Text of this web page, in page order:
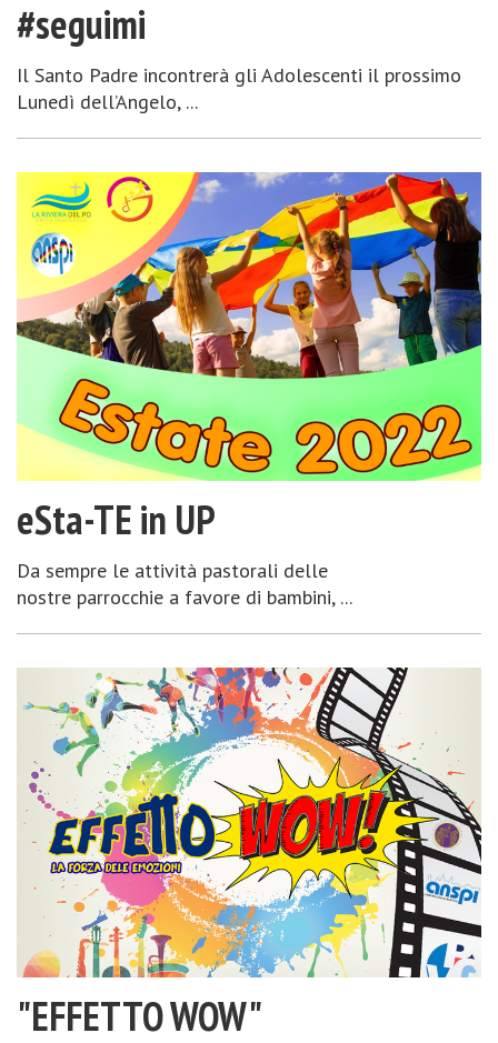
#seguimi
Il Santo Padre incontrerà gli Adolescenti il prossimo
Lunedì dell’Angelo, ...
eSta-TE in UP
Da sempre le attività pastorali delle
nostre parrocchie a favore di bambini, ...
"EFFETTO WOW"